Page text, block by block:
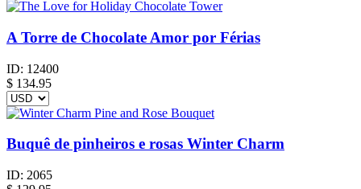
A Torre de Chocolate Amor por Férias
ID: 12400
$ 134.95
Buquê de pinheiros e rosas Winter Charm
ID: 2065